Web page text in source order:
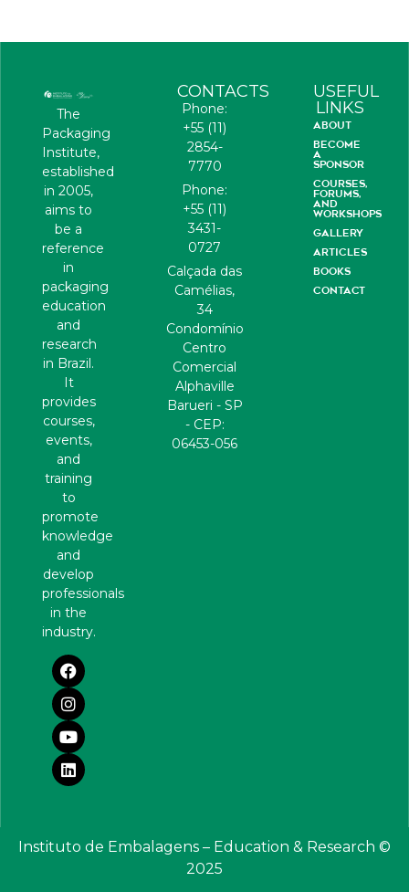
The
Packaging
Institute,
established
in 2005,
aims to
be a
reference
in
packaging
education
and
research
in Brazil.
It
provides
courses,
events,
and
training
to
promote
knowledge
and
develop
professionals
in the
industry.
CONTACTS
Phone:
+55 (11)
2854-
7770
Phone:
+55 (11)
3431-
0727
Calçada das
Camélias,
34
Condomínio
Centro
Comercial
Alphaville
Barueri - SP
- CEP:
06453-056
USEFUL
LINKS
ABOUT
BECOME
A
SPONSOR
COURSES,
FORUMS,
AND
WORKSHOPS
GALLERY
ARTICLES
BOOKS
CONTACT
Instituto de Embalagens – Education & Research ©
2025